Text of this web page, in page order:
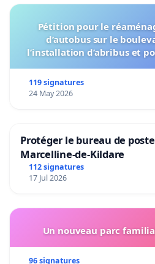
Pétition pour le
d’autobus sur le
l’installation d’abribus et
119 signatures
24 May 2026
Protéger le bureau de
Marcelline-de-Kildare
112 signatures
17 Jul 2026
Un nouveau parc
96 signatures